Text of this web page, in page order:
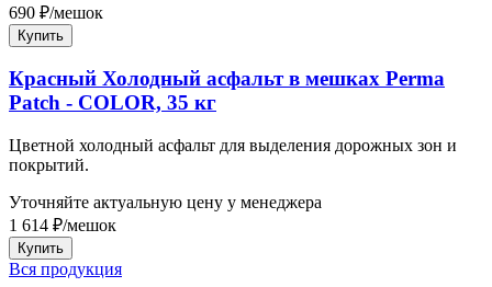
690 ₽/мешок
Купить
Красный Холодный асфальт в мешках Perma
Patch - COLOR, 35 кг
Цветной холодный асфальт для выделения дорожных зон и
покрытий.
Уточняйте актуальную цену у менеджера
1 614 ₽/мешок
Купить
Вся продукция